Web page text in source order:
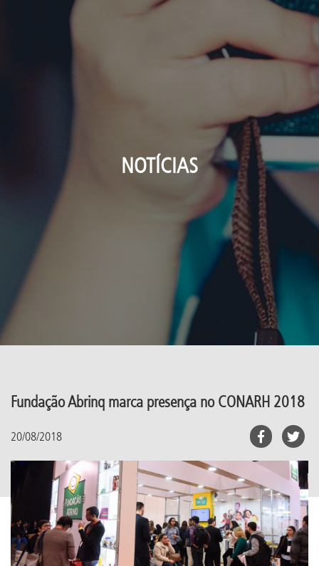
NOTÍCIAS
Fundação Abrinq marca presença no CONARH 2018
20/08/2018